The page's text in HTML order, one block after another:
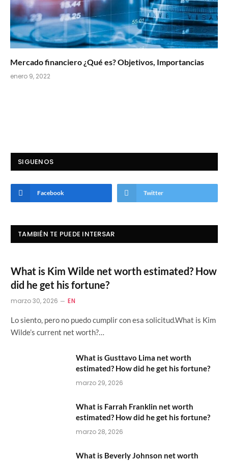
Mercado financiero ¿Qué es? Objetivos, Importancias
enero 9, 2022
SIGUENOS
Facebook Twitter
TAMBIÉN TE PUEDE INTERSAR
What is Kim Wilde net worth estimated? How
did he get his fortune?
marzo 30, 2026 EN
Lo siento, pero no puedo cumplir con esa solicitud.What is Kim
Wilde’s current net worth?…
What is Gusttavo Lima net worth
estimated? How did he get his fortune?
marzo 29, 2026
What is Farrah Franklin net worth
estimated? How did he get his fortune?
marzo 28, 2026
What is Beverly Johnson net worth